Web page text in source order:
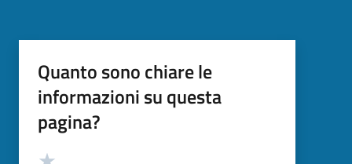
Quanto sono chiare le
informazioni su questa
pagina?
Valutazione